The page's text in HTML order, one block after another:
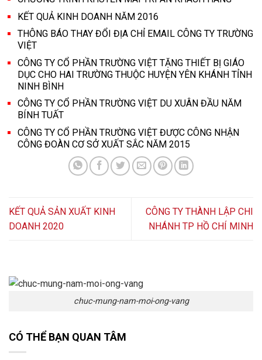
KẾT QUẢ KINH DOANH NĂM 2016
THÔNG BÁO THAY ĐỔI ĐỊA CHỈ EMAIL CÔNG TY TRƯỜNG
VIỆT
CÔNG TY CỔ PHẦN TRƯỜNG VIỆT TẶNG THIẾT BỊ GIÁO
DỤC CHO HAI TRƯỜNG THUỘC HUYỆN YÊN KHÁNH TỈNH
NINH BÌNH
CÔNG TY CỔ PHẦN TRƯỜNG VIỆT DU XUÂN ĐẦU NĂM
BÍNH TUẤT
CÔNG TY CỔ PHẦN TRƯỜNG VIỆT ĐƯỢC CÔNG NHẬN
CÔNG ĐOÀN CƠ SỞ XUẤT SẮC NĂM 2015
KẾT QUẢ SẢN XUẤT KINH
DOANH 2020
CÔNG TY THÀNH LẬP CHI
NHÁNH TP HỒ CHÍ MINH
chuc-mung-nam-moi-ong-vang
CÓ THỂ BẠN QUAN TÂM